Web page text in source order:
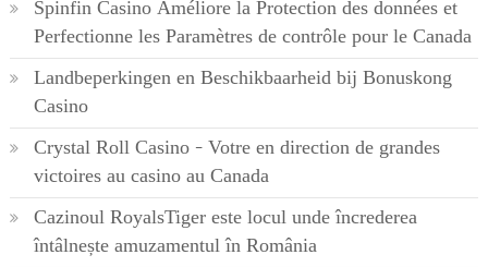
Spinfin Casino Améliore la Protection des données et
Perfectionne les Paramètres de contrôle pour le Canada
Landbeperkingen en Beschikbaarheid bij Bonuskong
Casino
Crystal Roll Casino – Votre en direction de grandes
victoires au casino au Canada
Cazinoul RoyalsTiger este locul unde încrederea
întâlnește amuzamentul în România